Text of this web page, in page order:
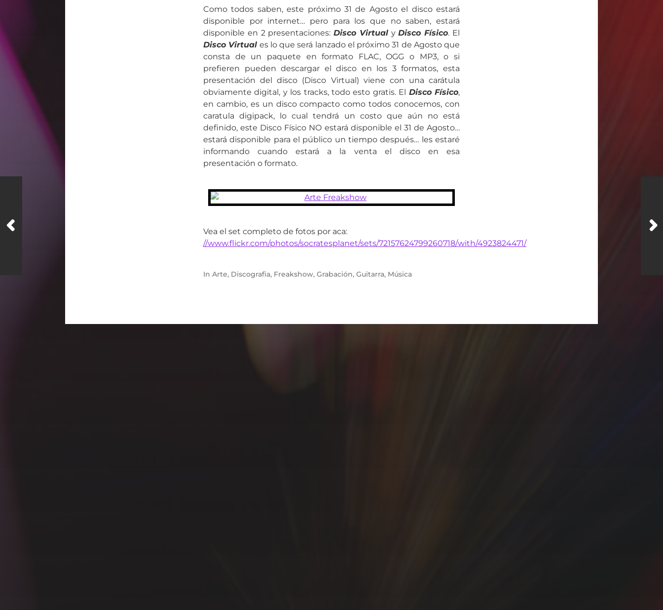
Como todos saben, este próximo 31 de Agosto el disco estará
disponible por internet… pero para los que no saben, estará
disponible en 2 presentaciones:Disco VirtualyDisco Físico. El
Disco Virtual es lo que será lanzado el próximo 31 de Agosto que
consta de un paquete en formato FLAC, OGG o MP3, o si
prefieren pueden descargar el disco en los 3 formatos, esta
presentación del disco (Disco Virtual) viene con una carátula
obviamente digital, y los tracks, todo esto gratis. El Disco Físico,
en cambio, es un disco compacto como todos conocemos, con
caratula digipack, lo cual tendrá un costo que aún no está
definido, este Disco Físico NO estará disponible el 31 de Agosto…
estará disponible para el público un tiempo después… les estaré
informando cuando estará a la venta el disco en esa
presentación o formato.
Vea el set completo de fotos por aca:
//www.flickr.com/photos/socratesplanet/sets/72157624799260718/with/4923824471/
In Arte, Discografia, Freakshow, Grabación, Guitarra, Música